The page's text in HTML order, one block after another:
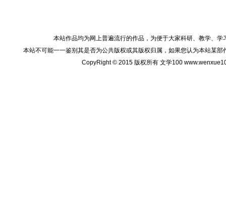
本站作品均为网上普遍流行的作品，为便于大家科研、教学、
本站不可能一一鉴别其是否为公共版权或其版权归属，如果您认为本站某
CopyRight © 2015 版权所有 文学100